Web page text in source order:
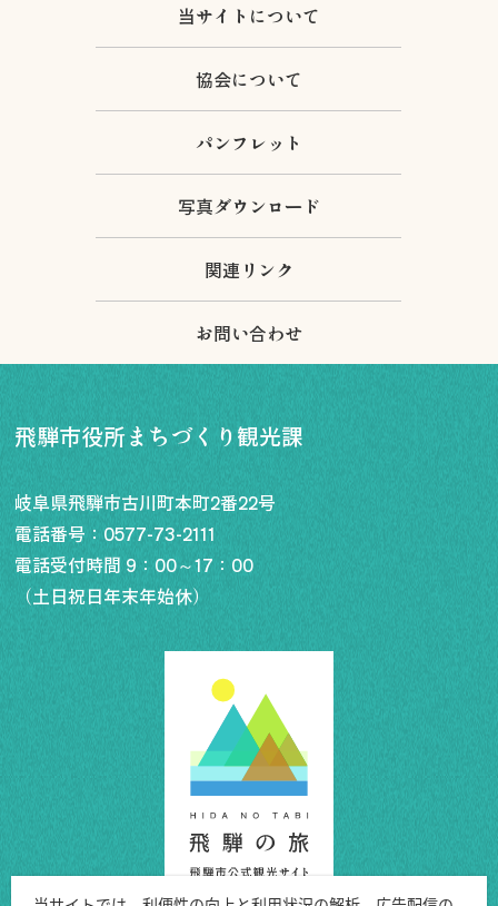
当サイトについて
協会について
パンフレット
写真ダウンロード
関連リンク
お問い合わせ
飛騨市役所まちづくり観光課
岐阜県飛騨市古川町本町2番22号
電話番号： 0577-73-2111
電話受付時間 9：00～17：00
（土日祝日年末年始休）